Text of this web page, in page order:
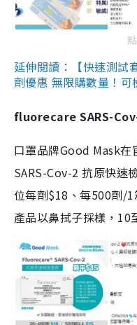
延伸閱讀：【快速測試
劑優惠 無限購數量！
fluorecare SARS-
口罩品牌Good Mask
SARS-Cov-2 抗原快速
位每劑$18、每500劑/1
產品以鼻拭子採樣，10